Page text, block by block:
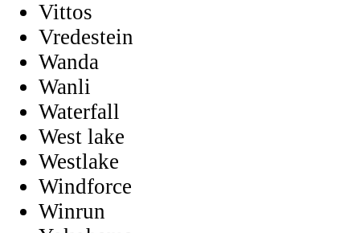
Vittos
Vredestein
Wanda
Wanli
Waterfall
West lake
Westlake
Windforce
Winrun